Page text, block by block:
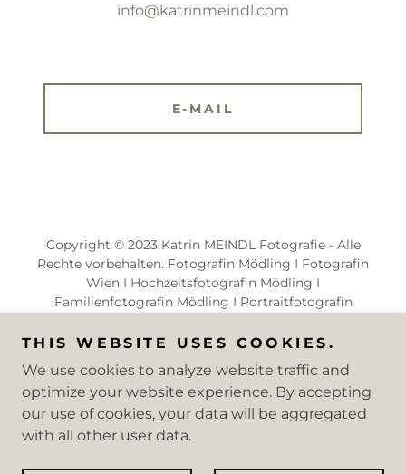
info@katrinmeindl.com
E-MAIL
Copyright © 2023 Katrin MEINDL Fotografie - Alle
Rechte vorbehalten. Fotografin Mödling I Fotografin
Wien I Hochzeitsfotografin Mödling I
Familienfotografin Mödling I Portraitfotografin
Powered by
THIS WEBSITE USES COOKIES.
We use cookies to analyze website traffic and
optimize your website experience. By accepting
our use of cookies, your data will be aggregated
with all other user data.